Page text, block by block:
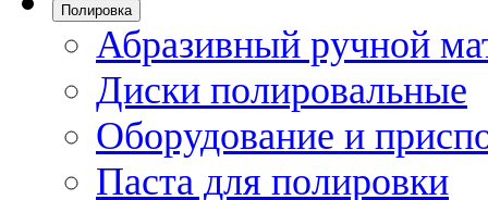
Полировка
Абразивный ручной
Диски полировальные
Оборудование и
Паста для полировки